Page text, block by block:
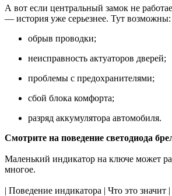
А вот если центральный замок не
— история уже серьезнее. Тут возможны:
обрыв проводки;
неисправность актуаторов дверей;
проблемы с предохранителями;
сбой блока комфорта;
разряд аккумулятора автомобиля.
Смотрите на поведение светодиода
Маленький индикатор на ключе может
многое.
| Поведение индикатора | Что это значит |